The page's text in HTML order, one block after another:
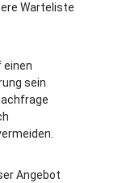
Warteliste
einen
sein
Angebot